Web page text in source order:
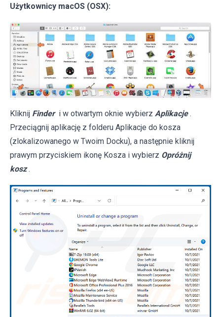
Użytkownicy macOS (OSX):
Kliknij Finder i w otwartym oknie wybierz Aplikacje .
Przeciągnij aplikację z folderu Aplikacje do kosza
(zlokalizowanego w Twoim Docku), a następnie kliknij
prawym przyciskiem ikonę Kosza i wybierz Opróżnij
kosz .